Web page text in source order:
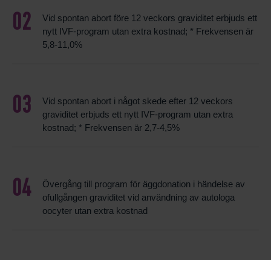
Vid spontan abort före 12 veckors graviditet erbjuds ett
nytt IVF-program utan extra kostnad; * Frekvensen är
5,8-11,0%
Vid spontan abort i något skede efter 12 veckors
graviditet erbjuds ett nytt IVF-program utan extra
kostnad; * Frekvensen är 2,7-4,5%
Övergång till program för äggdonation i händelse av
ofullgången graviditet vid användning av autologa
oocyter utan extra kostnad